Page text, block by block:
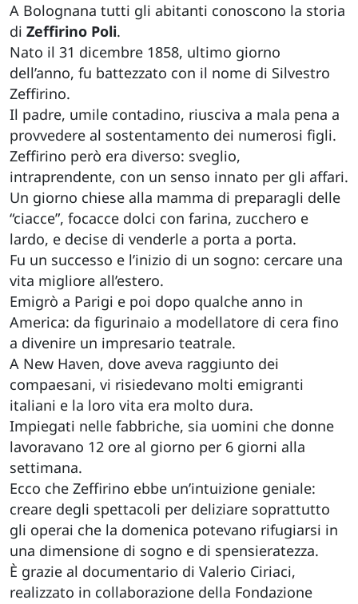
A Bolognana tutti gli abitanti conoscono la storia
di Zeffirino Poli.
Nato il 31 dicembre 1858, ultimo giorno
dell’anno, fu battezzato con il nome di Silvestro
Zeffirino.
Il padre, umile contadino, riusciva a mala pena a
provvedere al sostentamento dei numerosi figli.
Zeffirino però era diverso: sveglio,
intraprendente, con un senso innato per gli affari.
Un giorno chiese alla mamma di preparagli delle
“ciacce”, focacce dolci con farina, zucchero e
lardo, e decise di venderle a porta a porta.
Fu un successo e l’inizio di un sogno: cercare una
vita migliore all’estero.
Emigrò a Parigi e poi dopo qualche anno in
America: da figurinaio a modellatore di cera fino
a divenire un impresario teatrale.
A New Haven, dove aveva raggiunto dei
compaesani, vi risiedevano molti emigranti
italiani e la loro vita era molto dura.
Impiegati nelle fabbriche, sia uomini che donne
lavoravano 12 ore al giorno per 6 giorni alla
settimana.
Ecco che Zeffirino ebbe un’intuizione geniale:
creare degli spettacoli per deliziare soprattutto
gli operai che la domenica potevano rifugiarsi in
una dimensione di sogno e di spensieratezza.
È grazie al documentario di Valerio Ciriaci,
realizzato in collaborazione della Fondazione